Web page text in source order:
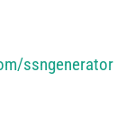
ssngenerator